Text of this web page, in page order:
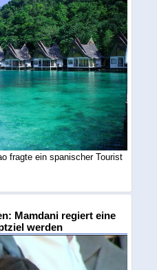
fragte ein spanischer Tourist
Mamdani regiert eine
werden